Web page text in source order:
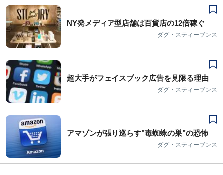
NY発メディア型店舗は百貨店の12倍稼ぐ
ダグ・スティーブンス
超大手がフェイスブック広告を見限る理由
ダグ・スティーブンス
アマゾンが張り巡らす"毒蜘蛛の巣"の恐怖
ダグ・スティーブンス